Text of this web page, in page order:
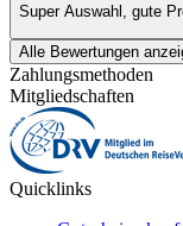
Super Auswahl, gute
Alle Bewertungen
Zahlungsmethoden
Mitgliedschaften
Quicklinks